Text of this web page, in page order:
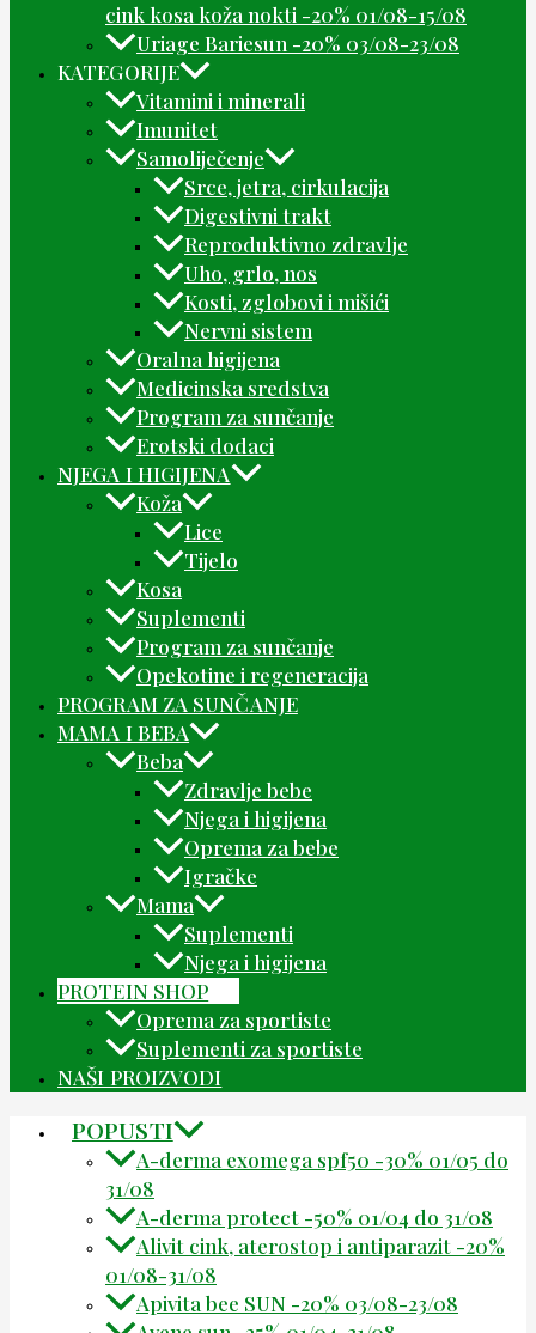
cink kosa koža nokti -20% 01/08-15/08
Uriage Bariesun -20% 03/08-23/08
KATEGORIJE
Vitamini i minerali
Imunitet
Samoliječenje
Srce, jetra, cirkulacija
Digestivni trakt
Reproduktivno zdravlje
Uho, grlo, nos
Kosti, zglobovi i mišići
Nervni sistem
Oralna higijena
Medicinska sredstva
Program za sunčanje
Erotski dodaci
NJEGA I HIGIJENA
Koža
Lice
Tijelo
Kosa
Suplementi
Program za sunčanje
Opekotine i regeneracija
PROGRAM ZA SUNČANJE
MAMA I BEBA
Beba
Zdravlje bebe
Njega i higijena
Oprema za bebe
Igračke
Mama
Suplementi
Njega i higijena
PROTEIN SHOP
Oprema za sportiste
Suplementi za sportiste
NAŠI PROIZVODI
POPUSTI
A-derma exomega spf50 -30% 01/05 do
31/08
A-derma protect -50% 01/04 do 31/08
Alivit cink, aterostop i antiparazit -20%
01/08-31/08
Apivita bee SUN -20% 03/08-23/08